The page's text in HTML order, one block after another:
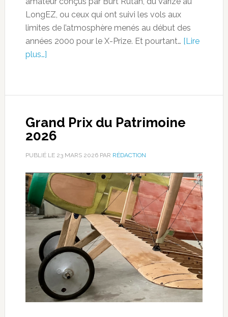
LongEZ, ou ceux qui ont suivi les vols aux
limites de l’atmosphère menés au début des
années 2000 pour le X-Prize. Et pourtant… [Lire
plus…]
Grand Prix du Patrimoine
2026
PUBLIÉ LE 23 MARS 2026PAR RÉDACTION